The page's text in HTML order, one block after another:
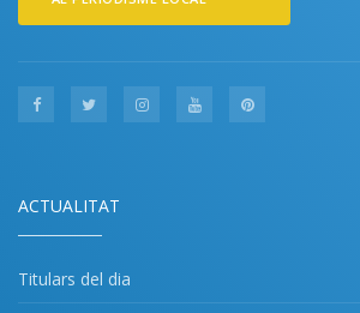
ACTUALITAT
Titulars del dia